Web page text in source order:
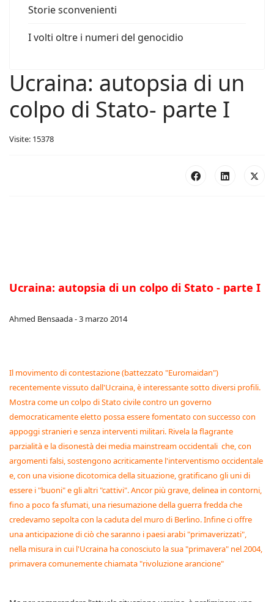
Storie sconvenienti
I volti oltre i numeri del genocidio
Ucraina: autopsia di un
colpo di Stato- parte I
Visite: 15378
Ucraina: autopsia di un colpo di Stato - parte I
Ahmed Bensaada - 3 marzo 2014
Il movimento di contestazione (battezzato "Euromaidan")
recentemente vissuto dall'Ucraina, è interessante sotto diversi profili.
Mostra come un colpo di Stato civile contro un governo
democraticamente eletto possa essere fomentato con successo con
appoggi stranieri e senza interventi militari. Rivela la flagrante
parzialità e la disonestà dei media mainstream occidentali che, con
argomenti falsi, sostengono acriticamente l'interventismo occidentale
e, con una visione dicotomica della situazione, gratificano gli uni di
essere i "buoni" e gli altri "cattivi". Ancor più grave, delinea in contorni,
fino a poco fa sfumati, una riesumazione della guerra fredda che
credevamo sepolta con la caduta del muro di Berlino. Infine ci offre
una anticipazione di ciò che saranno i paesi arabi "primaverizzati",
nella misura in cui l'Ucraina ha conosciuto la sua "primavera" nel 2004,
primavera comunemente chiamata "rivoluzione arancione"